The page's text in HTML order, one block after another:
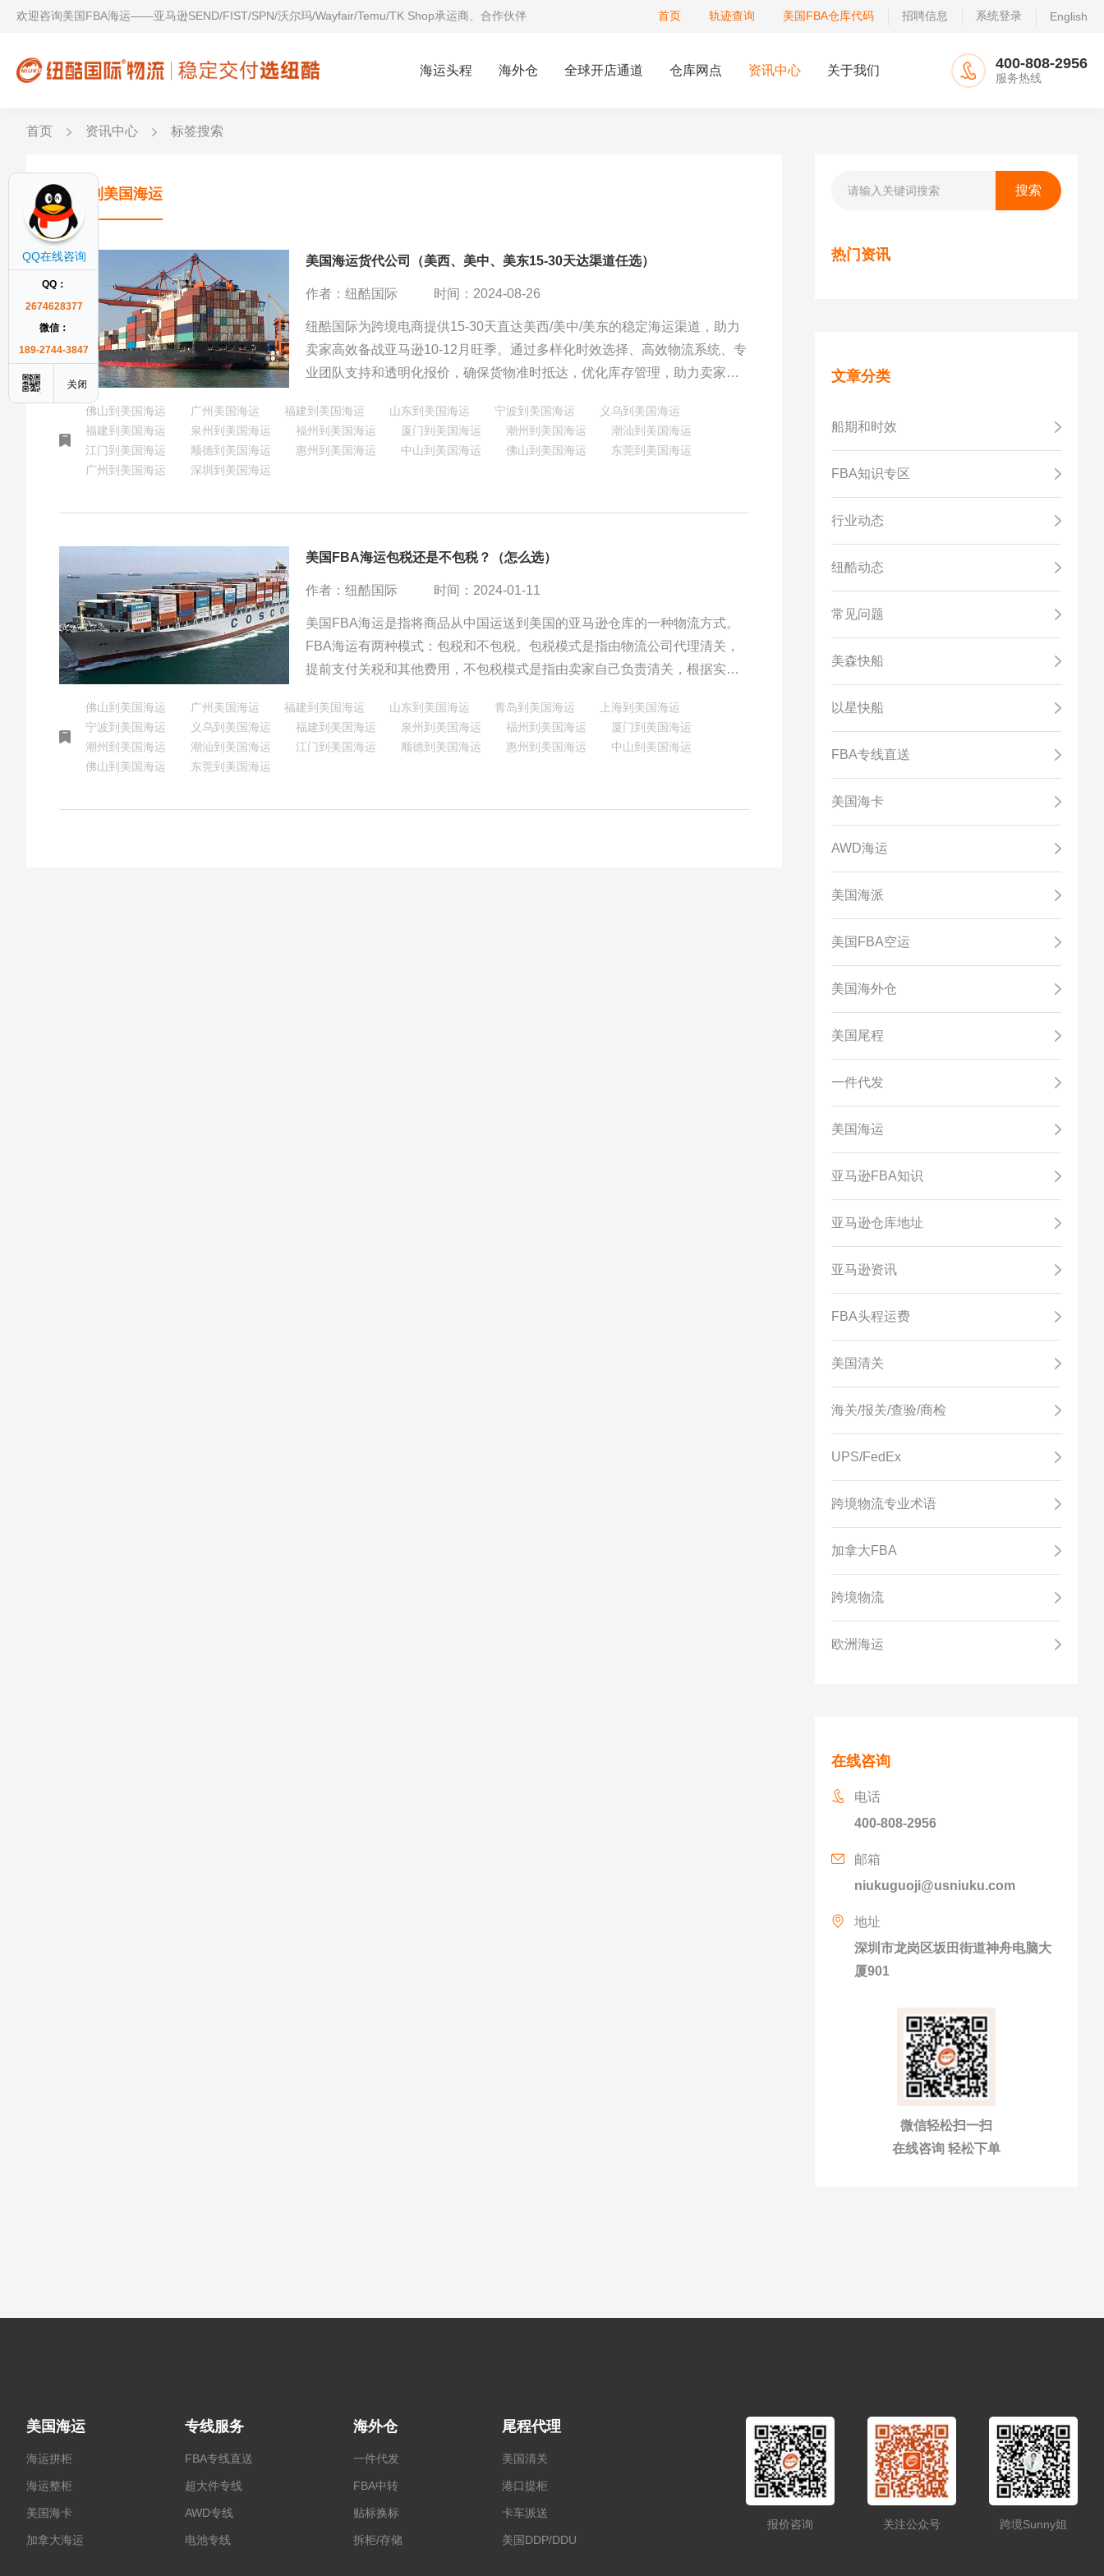
欢迎咨询美国FBA海运——亚马逊SEND/FIST/SPN/沃尔玛/Wayfair/Temu/TK Shop承运商、合作伙伴 首页 轨迹查询 美国FBA仓库代码 招聘信息 系统登录 English
海运头程 海外仓 全球开店通道 仓库网点 资讯中心 关于我们 400-808-2956
服务热线
首页 资讯中心 标签搜索
潮汕到美国海运
美国海运货代公司（美西、美中、美东15-30天达渠道任选）
作者：纽酷国际 时间：2024-08-26
纽酷国际为跨境电商提供15-30天直达美西/美中/美东的稳定海运渠道，助力
卖家高效备战亚马逊10-12月旺季。通过多样化时效选择、高效物流系统、专
业团队支持和透明化报价，确保货物准时抵达，优化库存管理，助力卖家抓
佛山到美国海运 广州美国海运 福建到美国海运 山东到美国海运 宁波到美国海运
义乌到美国海运
福建到美国海运
泉州到美国海运 福州到美国海运 厦门到美国海运 潮州到美国海运
潮汕到美国海运
江门到美国海运
顺德到美国海运 惠州到美国海运 中山到美国海运 佛山到美国海运
东莞到美国海运
广州到美国海运
深圳到美国海运
美国FBA海运包税还是不包税？（怎么选）
作者：纽酷国际 时间：2024-01-11
​美国FBA海运是指将商品从中国运送到美国的亚马逊仓库的一种物流方式。
FBA海运有两种模式：包税和不包税。包税模式是指由物流公司代理清关，
提前支付关税和其他费用，不包税模式是指由卖家自己负责清关，根据实际
商品类型、货量大小、关税多少和风险把控能力来综合考虑。
佛山到美国海运 广州美国海运 福建到美国海运 山东到美国海运 青岛到美国海运
上海到美国海运
宁波到美国海运
义乌到美国海运 福建到美国海运 泉州到美国海运 福州到美国海运
厦门到美国海运
潮州到美国海运
潮汕到美国海运 江门到美国海运 顺德到美国海运 惠州到美国海运
中山到美国海运
佛山到美国海运
东莞到美国海运
热门资讯
文章分类
船期和时效
FBA知识专区
行业动态
纽酷动态
常见问题
美森快船
以星快船
FBA专线直送
美国海卡
AWD海运
美国海派
美国FBA空运
美国海外仓
美国尾程
一件代发
美国海运
亚马逊FBA知识
亚马逊仓库地址
亚马逊资讯
FBA头程运费
美国清关
海关/报关/查验/商检
UPS/FedEx
跨境物流专业术语
加拿大FBA
跨境物流
欧洲海运
在线咨询
电话
400-808-2956
邮箱
niukuguoji@usniuku.com
地址
深圳市龙岗区坂田街道神舟电脑大
厦901
微信轻松扫一扫
在线咨询 轻松下单
美国海运
海运拼柜
海运整柜
美国海卡
加拿大海运
专线服务
FBA专线直送
超大件专线
AWD专线
电池专线
海外仓
一件代发
FBA中转
贴标换标
拆柜/存储
尾程代理
美国清关
港口提柜
卡车派送
美国DDP/DDU
报价咨询 关注公众号 跨境Sunny姐
QQ在线咨询
QQ：
2674628377
微信：
189-2744-3847